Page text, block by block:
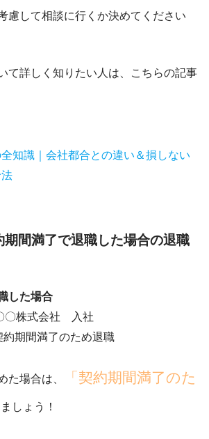
慮して相談に行くか決めてください
て詳しく知りたい人は、こちらの記事
知識｜会社都合との違い＆損しない
期間満了で退職した場合の退職
した場合
株式会社 入社
期間満了のため退職
た場合は、
「契約期間満了のた
しょう！